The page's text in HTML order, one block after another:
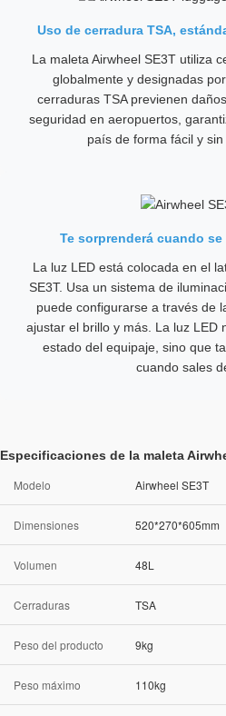
Uso de cerradura TSA,
La maleta Airwheel SE3T utiliza
globalmente y designadas
cerraduras TSA previenen
seguridad en aeropuertos,
país de forma fácil y sin
Te sorprenderá cuando
La luz LED está colocada en el
SE3T. Usa un sistema de
puede configurarse a través de
ajustar el brillo y más. La luz LED
estado del equipaje, sino que
cuando sales
Especificaciones de la maleta
Modelo Airwheel SE3T
Dimensiones 520*270*605mm
Volumen 48L
Cerraduras TSA
Peso del producto 9kg
Peso máximo 110kg